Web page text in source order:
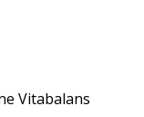
Vitabalans